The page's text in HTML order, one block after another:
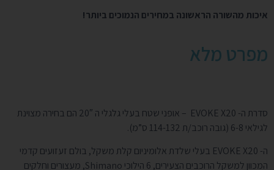
איכות מהשורה הראשונה במחירים הנמוכים ביותר!
מפרט מלא
סדרת ה- EVOKE X20 – אופני שטח בעלי גלגלי ה 20″ הם בחירה מצוינת
לגילאי 6-8 (גובה רוכב/ת 114-132 ס”מ).
ה- EVOKE X20 בעלי שלדת אלומיניום קלת משקל, בולם זעזועים קדמי
המכוון למשקל הרוכבים הצעירים, 6 הילוכי Shimano, מעצורים וחלקים